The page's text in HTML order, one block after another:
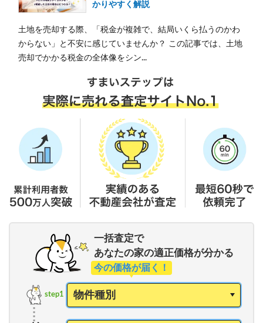
かりやすく解説
土地を売却する際、「税金が複雑で、結局いくら払うのかわ
からない」と不安に感じていませんか？ この記事では、土地
売却でかかる税金の全体像をシン...
一括査定で
あなたの家の適正価格が分かる
今の価格が届く！
step1